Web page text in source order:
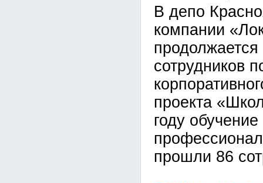
В депо
компании
продолжается
сотрудников
проекта
году
прошли 86